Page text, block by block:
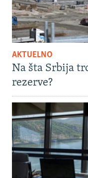
AKTUELNO
Na šta Srbija
rezerve?